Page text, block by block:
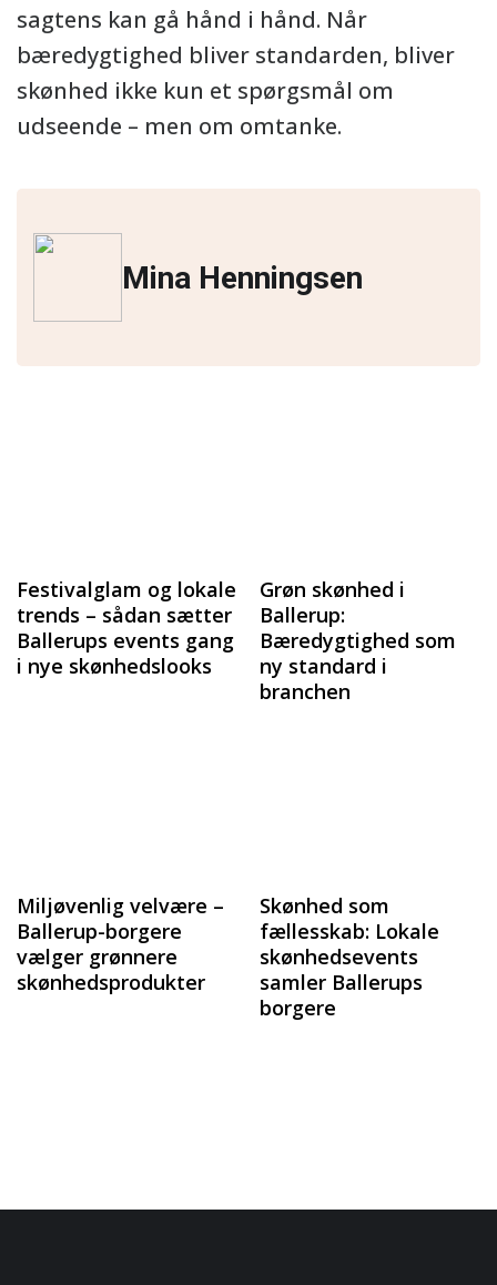
sagtens kan gå hånd i hånd. Når
bæredygtighed bliver standarden, bliver
skønhed ikke kun et spørgsmål om
udseende – men om omtanke.
Mina Henningsen
Festivalglam og lokale
trends – sådan sætter
Ballerups events gang
i nye skønhedslooks
Grøn skønhed i
Ballerup:
Bæredygtighed som
ny standard i
branchen
Miljøvenlig velvære –
Ballerup-borgere
vælger grønnere
skønhedsprodukter
Skønhed som
fællesskab: Lokale
skønhedsevents
samler Ballerups
borgere